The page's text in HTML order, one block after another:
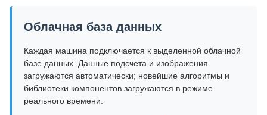
Облачная база данных
Каждая машина подключается к выделенной облачной
базе данных. Данные подсчета и изображения
загружаются автоматически; новейшие алгоритмы и
библиотеки компонентов загружаются в режиме
реального времени.